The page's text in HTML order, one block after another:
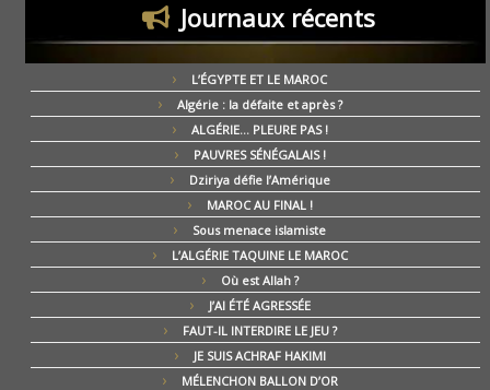
Journaux récents
L’ÉGYPTE ET LE MAROC
Algérie : la défaite et après ?
ALGÉRIE… PLEURE PAS !
PAUVRES SÉNÉGALAIS !
Dziriya défie l’Amérique
MAROC AU FINAL !
Sous menace islamiste
L’ALGÉRIE TAQUINE LE MAROC
Où est Allah ?
J’AI ÉTÉ AGRESSÉE
FAUT-IL INTERDIRE LE JEU ?
JE SUIS ACHRAF HAKIMI
MÉLENCHON BALLON D’OR